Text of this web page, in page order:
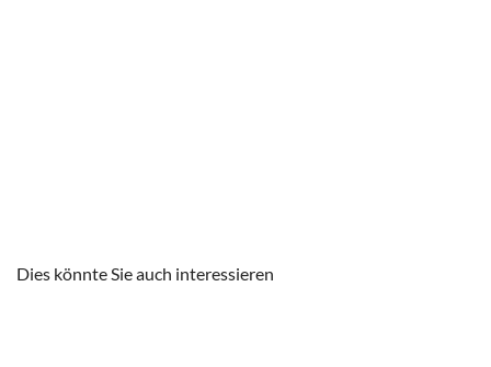
Dies könnte Sie auch interessieren